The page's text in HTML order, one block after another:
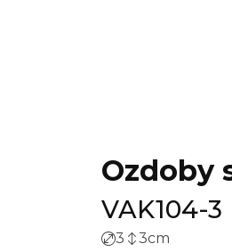
Ozdoby
VAK104-3
3 3cm